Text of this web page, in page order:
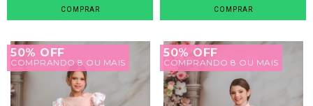
COMPRAR COMPRAR
50% OFF
COMPRANDO 8 OU MAIS
50% OFF
COMPRANDO 8 OU MAIS